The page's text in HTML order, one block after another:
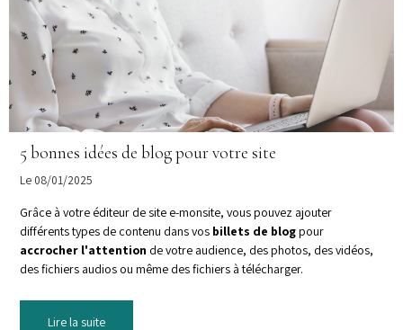
5 bonnes idées de blog pour votre site
Le 08/01/2025
Grâce à votre éditeur de site e-monsite, vous pouvez ajouter
différents types de contenu dans vos billets de blogpour
accrocher l'attention de votre audience, des photos, des vidéos,
des fichiers audios ou même des fichiers à télécharger.
Lire la suite